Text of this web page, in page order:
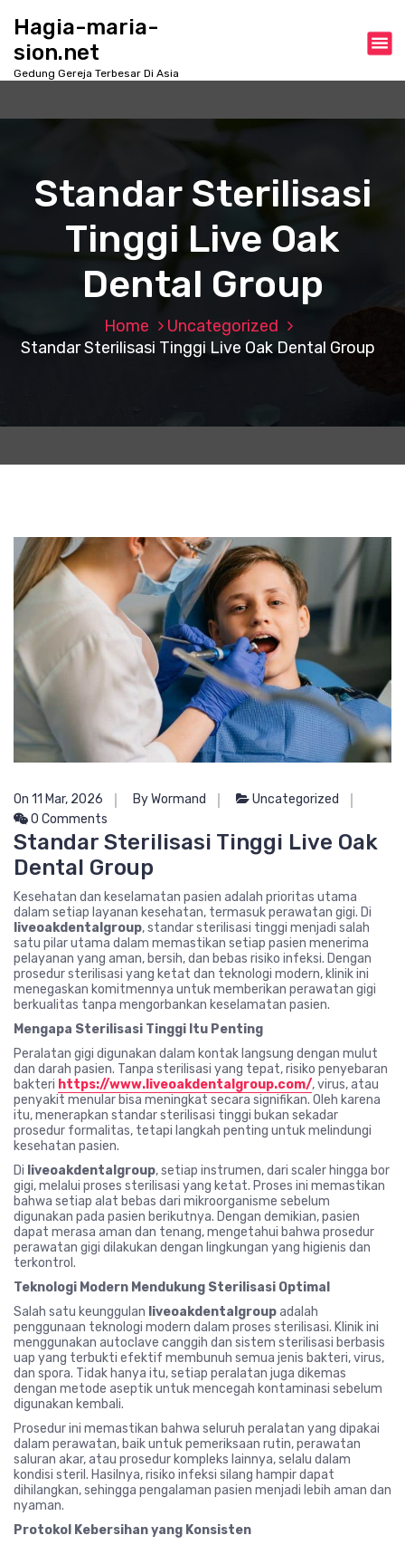
Hagia-maria-
sion.net
Gedung Gereja Terbesar Di Asia
Standar Sterilisasi
Tinggi Live Oak
Dental Group
Home
Uncategorized
Standar Sterilisasi Tinggi Live Oak Dental Group
On 11 Mar, 2026 By Wormand
Uncategorized
0 Comments
Standar Sterilisasi Tinggi Live Oak
Dental Group
Kesehatan dan keselamatan pasien adalah prioritas utama
dalam setiap layanan kesehatan, termasuk perawatan gigi. Di
liveoakdentalgroup, standar sterilisasi tinggi menjadi salah
satu pilar utama dalam memastikan setiap pasien menerima
pelayanan yang aman, bersih, dan bebas risiko infeksi. Dengan
prosedur sterilisasi yang ketat dan teknologi modern, klinik ini
menegaskan komitmennya untuk memberikan perawatan gigi
berkualitas tanpa mengorbankan keselamatan pasien.
Mengapa Sterilisasi Tinggi Itu Penting
Peralatan gigi digunakan dalam kontak langsung dengan mulut
dan darah pasien. Tanpa sterilisasi yang tepat, risiko penyebaran
bakteri https://www.liveoakdentalgroup.com/, virus, atau
penyakit menular bisa meningkat secara signifikan. Oleh karena
itu, menerapkan standar sterilisasi tinggi bukan sekadar
prosedur formalitas, tetapi langkah penting untuk melindungi
kesehatan pasien.
Di liveoakdentalgroup, setiap instrumen, dari scaler hingga bor
gigi, melalui proses sterilisasi yang ketat. Proses ini memastikan
bahwa setiap alat bebas dari mikroorganisme sebelum
digunakan pada pasien berikutnya. Dengan demikian, pasien
dapat merasa aman dan tenang, mengetahui bahwa prosedur
perawatan gigi dilakukan dengan lingkungan yang higienis dan
terkontrol.
Teknologi Modern Mendukung Sterilisasi Optimal
Salah satu keunggulan liveoakdentalgroupadalah
penggunaan teknologi modern dalam proses sterilisasi. Klinik ini
menggunakan autoclave canggih dan sistem sterilisasi berbasis
uap yang terbukti efektif membunuh semua jenis bakteri, virus,
dan spora. Tidak hanya itu, setiap peralatan juga dikemas
dengan metode aseptik untuk mencegah kontaminasi sebelum
digunakan kembali.
Prosedur ini memastikan bahwa seluruh peralatan yang dipakai
dalam perawatan, baik untuk pemeriksaan rutin, perawatan
saluran akar, atau prosedur kompleks lainnya, selalu dalam
kondisi steril. Hasilnya, risiko infeksi silang hampir dapat
dihilangkan, sehingga pengalaman pasien menjadi lebih aman dan
nyaman.
Protokol Kebersihan yang Konsisten